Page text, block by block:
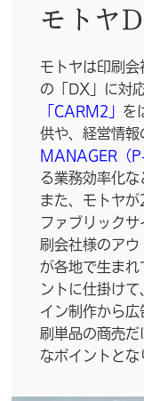
モトヤ
モトヤは印刷
の「DX」に対
「CARM2 」 を
供や、経営情
MANAGER（
る業務効率化な
また、モトヤ
ファブリック
刷会社様のア
が各地で生ま
ントに仕掛け
イン制作から
刷単品の商売
なポイントとな